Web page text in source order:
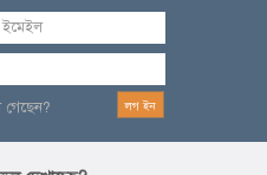
গেছেন?